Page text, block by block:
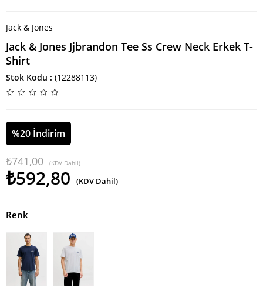
Jack & Jones
Jack & Jones Jjbrandon Tee Ss Crew Neck Erkek T-
Shirt
Stok Kodu (12288113)
%20 İndirim
₺741,00 (KDV Dahil)
₺592,80 (KDV Dahil)
Renk